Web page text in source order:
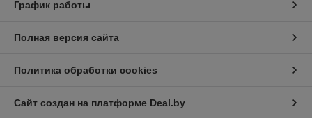
График работы
Полная версия сайта
Политика обработки cookies
Сайт создан на платформе Deal.by